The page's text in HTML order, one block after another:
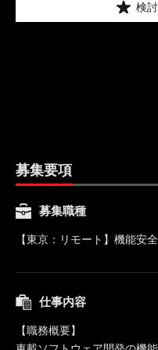
検
募集要項
募集職種
【東京：リモート】機能安
仕事内容
【職務概要】